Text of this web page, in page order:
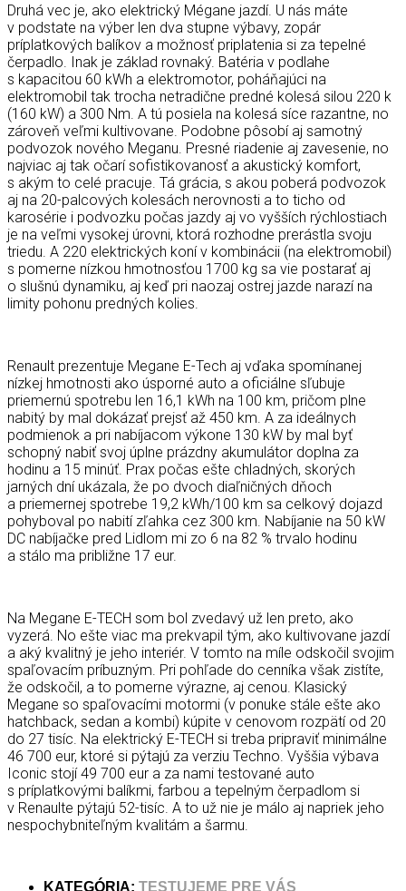
Druhá vec je, ako elektrický Mégane jazdí. U nás máte
v podstate na výber len dva stupne výbavy, zopár
príplatkových balíkov a možnosť priplatenia si za tepelné
čerpadlo. Inak je základ rovnaký. Batéria v podlahe
s kapacitou 60 kWh a elektromotor, poháňajúci na
elektromobil tak trocha netradične predné kolesá silou 220 k
(160 kW) a 300 Nm. A tú posiela na kolesá síce razantne, no
zároveň veľmi kultivovane. Podobne pôsobí aj samotný
podvozok nového Meganu. Presné riadenie aj zavesenie, no
najviac aj tak očarí sofistikovanosť a akustický komfort,
s akým to celé pracuje. Tá grácia, s akou poberá podvozok
aj na 20-palcových kolesách nerovnosti a to ticho od
karosérie i podvozku počas jazdy aj vo vyšších rýchlostiach
je na veľmi vysokej úrovni, ktorá rozhodne prerástla svoju
triedu. A 220 elektrických koní v kombinácii (na elektromobil)
s pomerne nízkou hmotnosťou 1700 kg sa vie postarať aj
o slušnú dynamiku, aj keď pri naozaj ostrej jazde narazí na
limity pohonu predných kolies.
Renault prezentuje Megane E-Tech aj vďaka spomínanej
nízkej hmotnosti ako úsporné auto a oficiálne sľubuje
priemernú spotrebu len 16,1 kWh na 100 km, pričom plne
nabitý by mal dokázať prejsť až 450 km. A za ideálnych
podmienok a pri nabíjacom výkone 130 kW by mal byť
schopný nabiť svoj úplne prázdny akumulátor doplna za
hodinu a 15 minúť. Prax počas ešte chladných, skorých
jarných dní ukázala, že po dvoch diaľničných dňoch
a priemernej spotrebe 19,2 kWh/100 km sa celkový dojazd
pohyboval po nabití zľahka cez 300 km. Nabíjanie na 50 kW
DC nabíjačke pred Lidlom mi zo 6 na 82 % trvalo hodinu
a stálo ma približne 17 eur.
Na Megane E-TECH som bol zvedavý už len preto, ako
vyzerá. No ešte viac ma prekvapil tým, ako kultivovane jazdí
a aký kvalitný je jeho interiér. V tomto na míle odskočil svojim
spaľovacím príbuzným. Pri pohľade do cenníka však zistíte,
že odskočil, a to pomerne výrazne, aj cenou. Klasický
Megane so spaľovacími motormi (v ponuke stále ešte ako
hatchback, sedan a kombi) kúpite v cenovom rozpätí od 20
do 27 tisíc. Na elektrický E-TECH si treba pripraviť minimálne
46 700 eur, ktoré si pýtajú za verziu Techno. Vyššia výbava
Iconic stojí 49 700 eur a za nami testované auto
s príplatkovými balíkmi, farbou a tepelným čerpadlom si
v Renaulte pýtajú 52-tisíc. A to už nie je málo aj napriek jeho
nespochybniteľným kvalitám a šarmu.
KATEGÓRIA: TESTUJEME PRE VÁS